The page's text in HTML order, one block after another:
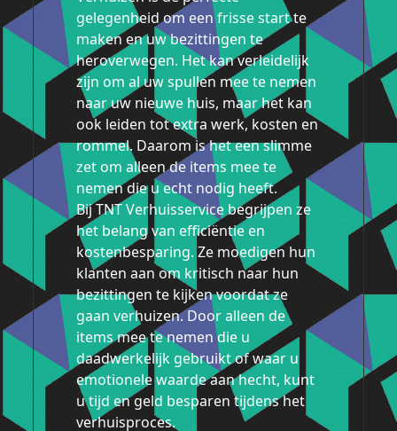
gelegenheid om een frisse start te
maken en uw bezittingen te
heroverwegen. Het kan verleidelijk
zijn om al uw spullen mee te nemen
naar uw nieuwe huis, maar het kan
ook leiden tot extra werk, kosten en
rommel. Daarom is het een slimme
zet om alleen de items mee te
nemen die u echt nodig heeft.
Bij TNT Verhuisservice begrijpen ze
het belang van efficiëntie en
kostenbesparing. Ze moedigen hun
klanten aan om kritisch naar hun
bezittingen te kijken voordat ze
gaan verhuizen. Door alleen de
items mee te nemen die u
daadwerkelijk gebruikt of waar u
emotionele waarde aan hecht, kunt
u tijd en geld besparen tijdens het
verhuisproces.